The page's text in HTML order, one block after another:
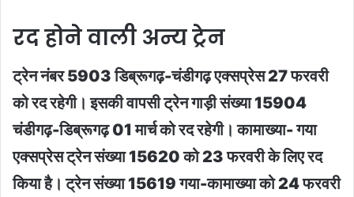
रद होने वाली अन्य ट्रेन
ट्रेन नंबर 5903 डिब्रूगढ़-चंडीगढ़ एक्सप्रेस 27 फरवरी
को रद रहेगी। इसकी वापसी ट्रेन गाड़ी संख्या 15904
चंडीगढ़-डिब्रूगढ़ 01 मार्च को रद रहेगी। कामाख्या- गया
एक्सप्रेस ट्रेन संख्या 15620 को 23 फरवरी के लिए रद
किया है। ट्रेन संख्या 15619 गया-कामाख्या को 24 फरवरी